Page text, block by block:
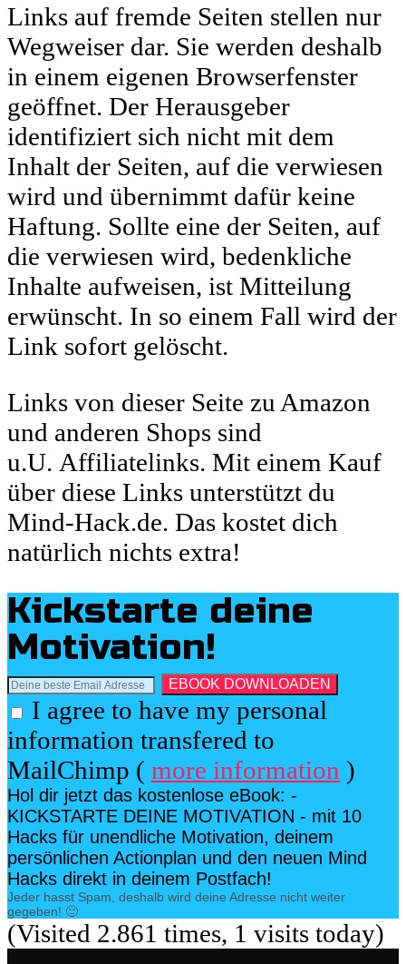
Links auf fremde Seiten stellen nur
Wegweiser dar. Sie werden deshalb
in einem eigenen Browserfenster
geöffnet. Der Herausgeber
identifiziert sich nicht mit dem
Inhalt der Seiten, auf die verwiesen
wird und übernimmt dafür keine
Haftung. Sollte eine der Seiten, auf
die verwiesen wird, bedenkliche
Inhalte aufweisen, ist Mitteilung
erwünscht. In so einem Fall wird der
Link sofort gelöscht.
Links von dieser Seite zu Amazon
und anderen Shops sind
u.U. Affiliatelinks. Mit einem Kauf
über diese Links unterstützt du
Mind-Hack.de. Das kostet dich
natürlich nichts extra!
Kickstarte deine
Motivation!
I agree to have my personal
information transfered to
MailChimp ( more information )
Hol dir jetzt das kostenlose eBook: -
KICKSTARTE DEINE MOTIVATION - mit 10
Hacks für unendliche Motivation, deinem
persönlichen Actionplan und den neuen Mind
Hacks direkt in deinem Postfach!
Jeder hasst Spam, deshalb wird deine Adresse nicht weiter
gegeben! 🙂
(Visited 2.861 times, 1 visits today)